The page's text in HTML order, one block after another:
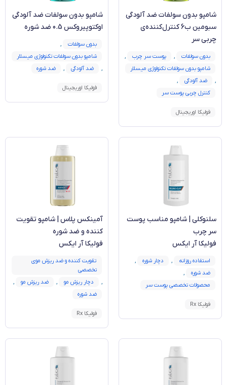
شامپو بدون سولفات ضد آلودگی
سبومین ب6 کنترل‌کننده‌ی
چربی سر
بدون سولفات , پوست سر چرب
,
شامپو بدون سولفات تکنولوژی میسلار
,
ضد آلودگی
,
کنترل چربی پوست سر
فولیکا اوریجینال
شامپو بدون سولفات ضد آلودگی
اوکتوپیروکس 0.5 ضد شوره
بدون سولفات
,
شامپو بدون سولفات تکنولوژی میسلار
,
ضد آلودگی , ضد شوره
فولیکا اوریجینال
سلنوکلی | شامپو مناسب پوست
سر چرب
فولیکا آر ایکس
استفاده روزانه , دچار شوره
,
ضد شوره
,
محصولات تخصصی پوست سر
فولیکا Rx
آمینکس پلاس | شامپو تقویت
کننده و ضد شوره
فولیکا آر ایکس
تقویت کننده و ضد ریزش موی
تخصصی
,
دچار ریزش مو , ضد ریزش مو
,
ضد شوره
فولیکا Rx